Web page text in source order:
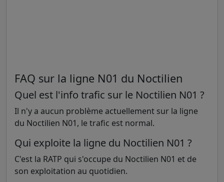
FAQ sur la ligne N01 du Noctilien
Quel est l'info trafic sur le Noctilien N01 ?
Il n'y a aucun problème actuellement sur la ligne
du Noctilien N01, le trafic est normal.
Qui exploite la ligne du Noctilien N01 ?
C'est la RATP qui s'occupe du Noctilien N01 et de
son exploitation au quotidien.